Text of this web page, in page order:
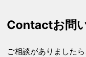
Contactお問
ご相談がありました